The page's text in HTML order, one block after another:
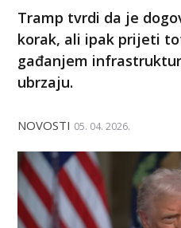
Tramp tvrdi da je
korak, ali ipak prijeti
gađanjem
ubrzaju.
NOVOSTI 05. 04. 2026.